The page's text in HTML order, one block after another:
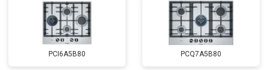
PCI6A5B80 PCQ7A5B80